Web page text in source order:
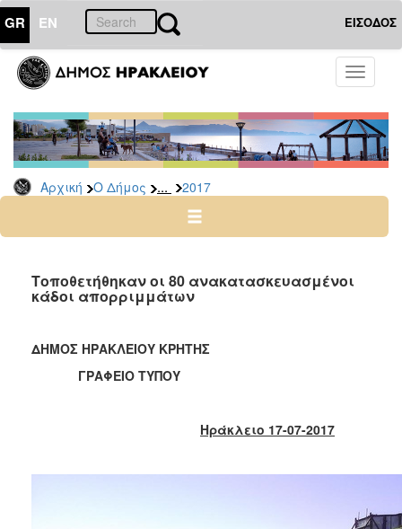
GR EN ΕΙΣΟΔΟΣ
Toggle
Αρχική Ο Δήμος ... 2017
ΔΗΜΟΣ
Δελτία
Τύπου
Αρχείο
2026
2024
2022
2020
2019
Τοποθετήθηκαν οι 80 ανακατασκευασμένοι
κάδοι απορριμμάτων
ΔΗΜΟΣ ΗΡΑΚΛΕΙΟΥ ΚΡΗΤΗΣ
ΓΡΑΦΕΙΟ ΤΥΠΟΥ
Ηράκλειο 17-07-2017